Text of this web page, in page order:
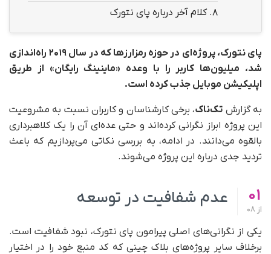
8. کلام آخر درباره پای نتورک
پای نتورک، پروژه‌ای در حوزه رمزارزها که در سال ۲۰۱۹ راه‌اندازی
شد، میلیون‌ها کاربر را با وعده «ماینینگ رایگان» از طریق
اپلیکیشن موبایل جذب کرده است.
به گزارش تک‌ناک، برخی کارشناسان و کاربران نسبت به مشروعیت
این پروژه ابراز نگرانی کرده‌اند و حتی عده‌ای آن را یک کلاهبرداری
بالقوه می‌دانند. در ادامه، به بررسی نکاتی می‌پردازیم که باعث
تردید جدی درباره این پروژه می‌شوند.
01
از
عدم شفافیت در توسعه
یکی از نگرانی‌های اصلی پیرامون پای نتورک، نبود شفافیت است.
برخلاف سایر پروژه‌های بلاک چینی که کد منبع خود را در اختیار